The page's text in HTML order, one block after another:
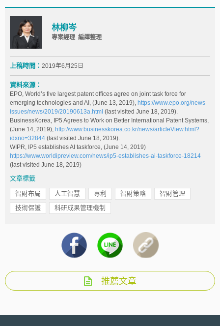
林柳岑
專案經理 編譯整理
上稿時間： 2019年6月25日
資料來源：
EPO, World’s five largest patent offices agree on joint task force for
emerging technologies and AI, (June 13, 2019), https://www.epo.org/news-
issues/news/2019/20190613a.html (last visited June 18, 2019).
BusinessKorea, IP5 Agrees to Work on Better International Patent Systems,
(June 14, 2019), http://www.businesskorea.co.kr/news/articleView.html?
idxno=32844 (last visited June 18, 2019).
WIPR, IP5 establishes AI taskforce, (June 14, 2019)
https://www.worldipreview.com/news/ip5-establishes-ai-taskforce-18214
(last visited June 18, 2019)
文章標籤
智財布局 人工智慧 專利 智財策略
智財管理
技術保護
科研成果管理機制
推薦文章